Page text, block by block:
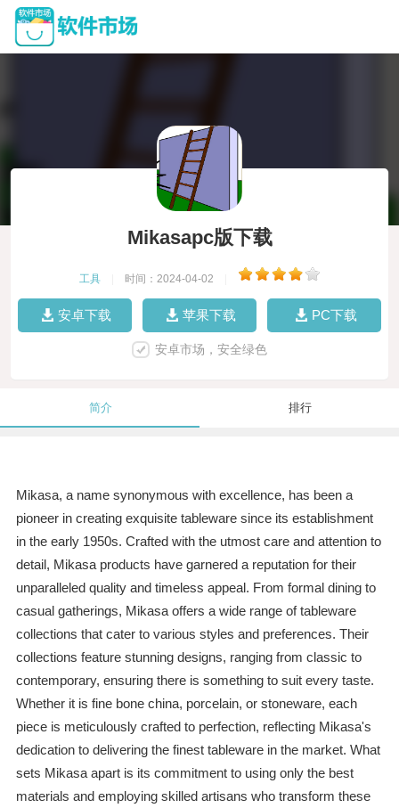
Mikasapc版下载
工具 时间：2024-04-02
安卓下载 苹果下载 PC下载
安卓市场，安全绿色
简介 排行
Mikasa, a name synonymous with excellence, has been a
pioneer in creating exquisite tableware since its establishment
in the early 1950s. Crafted with the utmost care and attention to
detail, Mikasa products have garnered a reputation for their
unparalleled quality and timeless appeal. From formal dining to
casual gatherings, Mikasa offers a wide range of tableware
collections that cater to various styles and preferences. Their
collections feature stunning designs, ranging from classic to
contemporary, ensuring there is something to suit every taste.
Whether it is fine bone china, porcelain, or stoneware, each
piece is meticulously crafted to perfection, reflecting Mikasa's
dedication to delivering the finest tableware in the market. What
sets Mikasa apart is its commitment to using only the best
materials and employing skilled artisans who transform these